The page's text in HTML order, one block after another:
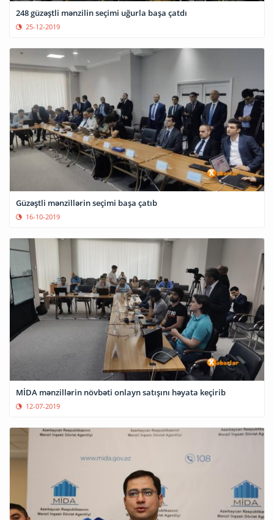
248 güzəştli mənzilin seçimi uğurla başa çatdı
25-12-2019
Güzəştli mənzillərin seçimi başa çatıb
16-10-2019
MİDA mənzillərin növbəti onlayn satışını həyata keçirib
12-07-2019